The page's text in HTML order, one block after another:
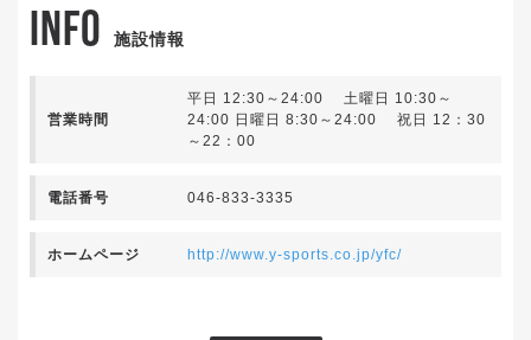
INFO 施設情報
営業時間
平日 12:30～24:00 土曜日 10:30～
24:00 日曜日 8:30～24:00 祝日 12：30
～22：00
電話番号 046-833-3335
ホームページ http://www.y-sports.co.jp/yfc/